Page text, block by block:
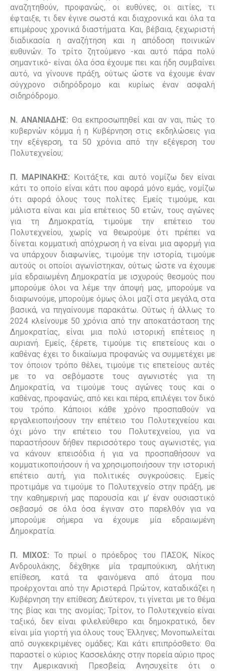
αναζητηθούν, προφανώς, οι ευθύνες, οι αιτίες, τι
έφταιξε, τι δεν έγινε σωστά και διαχρονικά και όλα τα
επιμέρους χρονικά διαστήματα. Και, βέβαια, ξεχωριστή
διαδικασία η αναζήτηση και η απόδοση ποινικών
ευθυνών. Το τρίτο ζητούμενο -και αυτό πάρα πολύ
σημαντικό- είναι όλα όσα έχουμε πει και ήδη συμβαίνει
αυτό, να γίνουνε πράξη, ούτως ώστε να έχουμε έναν
σύγχρονο σιδηρόδρομο και κυρίως έναν ασφαλή
σιδηρόδρομο.
Ν. ΑΝΑΝΙΑΔΗΣ: Θα εκπροσωπηθεί και αν ναι, πώς το
κυβερνών κόμμα ή η Κυβέρνηση στις εκδηλώσεις για
την εξέγερση, τα 50 χρόνια από την εξέγερση του
Πολυτεχνείου;
Π. ΜΑΡΙΝΑΚΗΣ: Κοιτάξτε, και αυτό νομίζω δεν είναι
κάτι το οποίο είναι κάτι που αφορά μόνο εμάς, νομίζω
ότι αφορά όλους τους πολίτες. Εμείς τιμούμε, και
μάλιστα είναι και μία επέτειος 50 ετών, τους αγώνες
για τη Δημοκρατία, τιμούμε την επέτειο του
Πολυτεχνείου, χωρίς να θεωρούμε ότι πρέπει να
δίνεται κομματική απόχρωση ή να είναι μια αφορμή για
να υπάρχουν διαφωνίες, τιμούμε την ιστορία, τιμούμε
αυτούς οι οποίοι αγωνίστηκαν, ούτως ώστε να έχουμε
μία εδραιωμένη Δημοκρατία με ισχυρούς θεσμούς που
μπορούμε όλοι να λέμε την άποψή μας, μπορούμε να
διαφωνούμε, μπορούμε όμως όλοι μαζί στα μεγάλα, στα
βασικά, να πηγαίνουμε παρακάτω. Ούτως ή άλλως το
2024 κλείνουμε 50 χρόνια από την αποκατάσταση της
Δημοκρατίας, είναι μια πολύ ιστορική επέτειος η
αυριανή. Εμείς, ξέρετε, τιμούμε τις επετείους και ο
καθένας έχει το δικαίωμα προφανώς να συμμετέχει με
τον όποιον τρόπο θέλει, τιμούμε τις επετείους αυτές
με το να σεβόμαστε τους αγωνιστές για τη
Δημοκρατία, να τιμούμε τους αγώνες τους και ο
καθένας, προφανώς, από κει και πέρα, επιλέγει τον δικό
του τρόπο. Κάποιοι κάθε χρόνο προσπαθούν να
εργαλειοποιήσουν την επέτειο του Πολυτεχνείου και
όχι μόνο την επέτειο του Πολυτεχνείου, για να
παραστήσουν δήθεν περισσότερο τους αγωνιστές, για
να κάνουν επεισόδια ή για να προσπαθήσουν να
κομματικοποιήσουν ή να χρησιμοποιήσουν την ιστορική
επέτειο αυτή, για πολιτικές συγκρούσεις. Εμείς
προτιμάμε να τιμούμε το Πολυτεχνείο στην πράξη, με
την καθημερινή μας παρουσία και μ’ έναν ουσιαστικό
σεβασμό σε όλα όσα έγιναν στο παρελθόν για να
μπορούμε σήμερα να έχουμε μία εδραιωμένη
Δημοκρατία.
Π. ΜΙΧΟΣ:Το πρωί ο πρόεδρος του ΠΑΣΟΚ, Νίκος
Ανδρουλάκης, δέχθηκε μία τραμπούκικη, αλήτικη
επίθεση, κατά τα φαινόμενα από άτομα που
προέρχονται από την Αριστερά. Πρώτον, καταδικάζει η
Κυβέρνηση την επίθεση; Δεύτερον, τι γίνεται με το θέμα
της βίας και της ανομίας; Τρίτον, το Πολυτεχνείο είναι
ταξικό, δεν είναι φιλελεύθερο και δημοκρατικό, δεν
είναι μία γιορτή για όλους τους Έλληνες; Μονοπωλείται
από συγκεκριμένες ομάδες; Και κάτι επιπρόσθετο: Θα
παραστεί ο κύριος Κασσελάκης στην πορεία αύριο προς
την Αμερικανική Πρεσβεία; Ανησυχείτε ότι ο